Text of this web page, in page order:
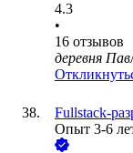
4.3
•
16 отзывов
деревня
Fullstack-
Опыт 3-6